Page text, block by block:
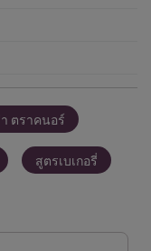
ตราคนอร์
สูตรเบเกอรี่